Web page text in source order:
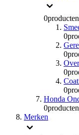
0
0
0
0
0
Honda
0
Merken